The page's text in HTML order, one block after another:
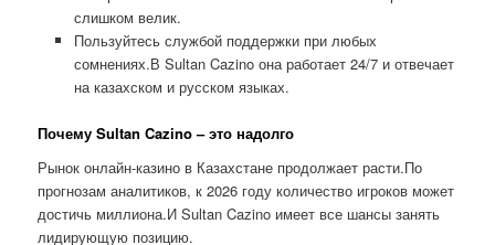
слишком велик.
Пользуйтесь службой поддержки при любых
сомнениях.В Sultan Cazino она работает 24/7 и отвечает
на казахском и русском языках.
Почему Sultan Cazino – это надолго
Рынок онлайн-казино в Казахстане продолжает расти.По
прогнозам аналитиков, к 2026 году количество игроков может
достичь миллиона.И Sultan Cazino имеет все шансы занять
лидирующую позицию.